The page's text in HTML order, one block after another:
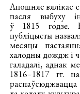
Апошняе вялікае
пасля выбуху
ў 1815 годзе.
публіцысты
месяцы
халодны дождж і
галадалі, аднак
1816–1817 гг.